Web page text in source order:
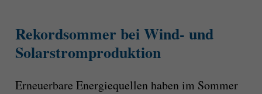
Rekordsommer bei Wind- und
Solarstromproduktion
Erneuerbare Energiequellen haben im Sommer